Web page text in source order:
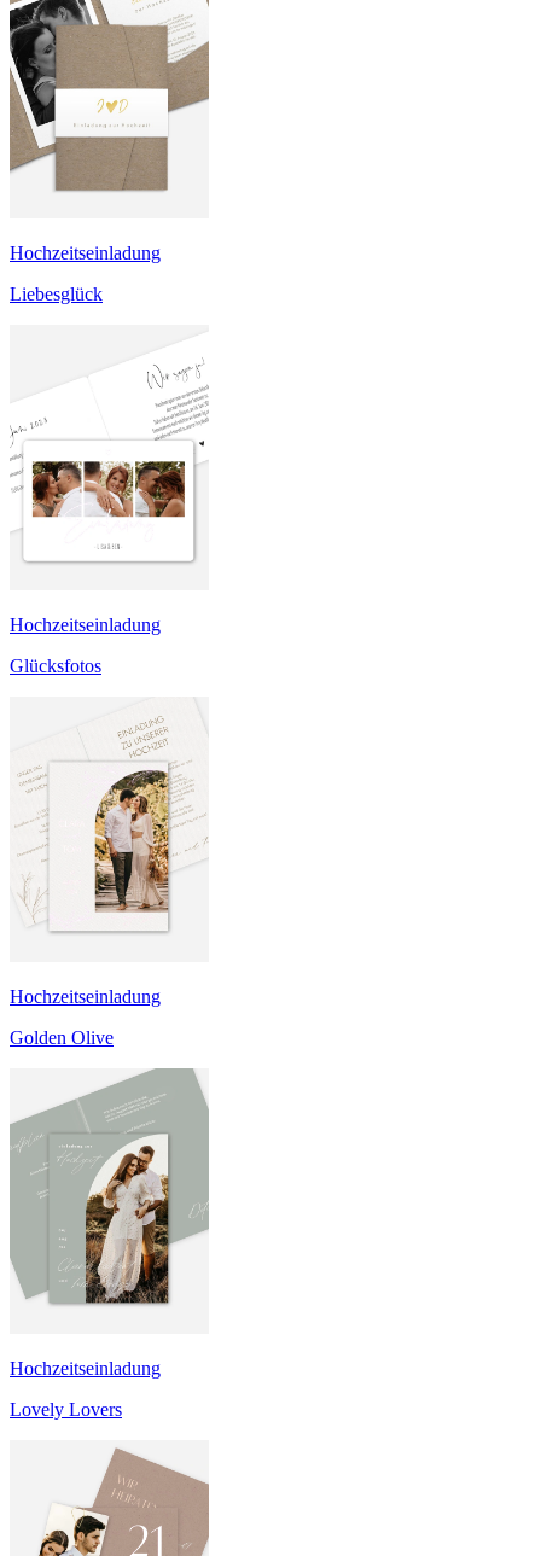
Hochzeitseinladung
Liebesglück
Hochzeitseinladung
Glücksfotos
Hochzeitseinladung
Golden Olive
Hochzeitseinladung
Lovely Lovers